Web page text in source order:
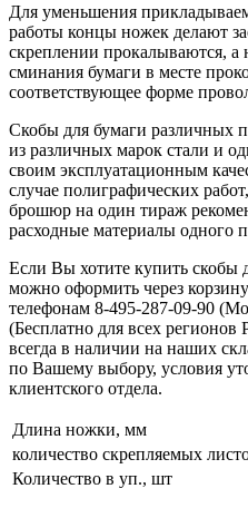
Для уменьшения
работы концы ножек делают
скреплении прокалываются, а
сминания бумаги в месте
соответствующее форме
Скобы для бумаги различных
из различных марок стали и
своим эксплуатационным
случае полиграфических
брошюр на один тираж
расходные материалы одного
Если Вы хотите купить скобы
можно оформить через
телефонам 8-495-287-09-90
(Бесплатно для всех
всегда в наличии на наших
по Вашему выбору, условия
клиентского отдела.
Длина ножки, мм
количество скрепляемых
Количество в уп., шт